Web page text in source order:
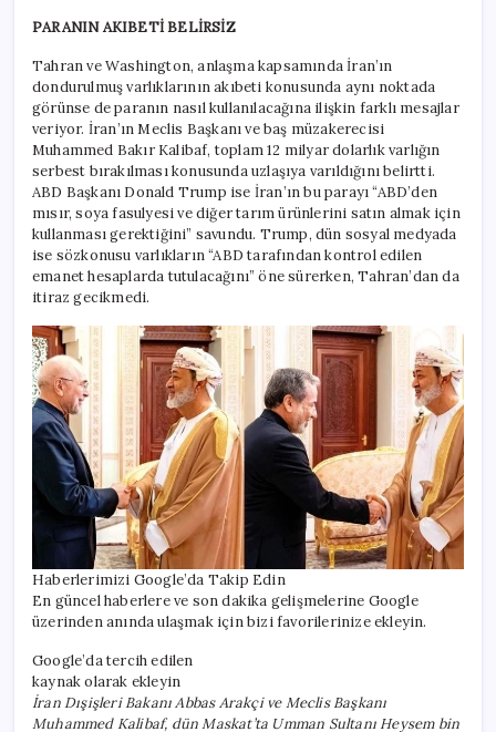
PARANIN AKIBETİ BELİRSİZ
Tahran ve Washington, anlaşma kapsamında İran’ın
dondurulmuş varlıklarının akıbeti konusunda aynı noktada
görünse de paranın nasıl kullanılacağına ilişkin farklı mesajlar
veriyor. İran’ın Meclis Başkanı ve baş müzakerecisi
Muhammed Bakır Kalibaf, toplam 12 milyar dolarlık varlığın
serbest bırakılması konusunda uzlaşıya varıldığını belirtti.
ABD Başkanı Donald Trump ise İran’ın bu parayı “ABD’den
mısır, soya fasulyesi ve diğer tarım ürünlerini satın almak için
kullanması gerektiğini” savundu. Trump, dün sosyal medyada
ise sözkonusu varlıkların “ABD tarafından kontrol edilen
emanet hesaplarda tutulacağını” öne sürerken, Tahran’dan da
itiraz gecikmedi.
Haberlerimizi Google’da Takip Edin
En güncel haberlere ve son dakika gelişmelerine Google
üzerinden anında ulaşmak için bizi favorilerinize ekleyin.
Google’da tercih edilen
kaynak olarak ekleyin
İran Dışişleri Bakanı Abbas Arakçi ve Meclis Başkanı
Muhammed Kalibaf, dün Maskat’ta Umman Sultanı Heysem bin